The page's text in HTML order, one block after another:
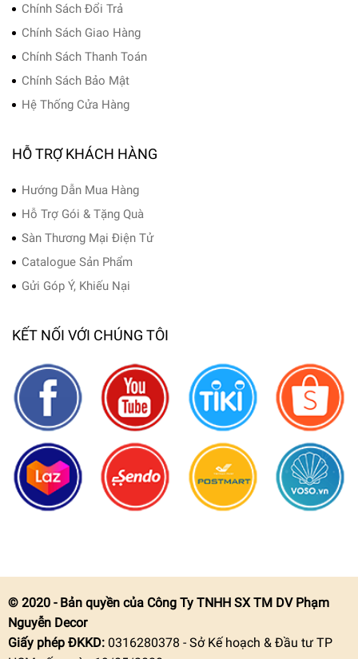
Chính Sách Đổi Trả
Chính Sách Giao Hàng
Chính Sách Thanh Toán
Chính Sách Bảo Mật
Hệ Thống Cửa Hàng
HỖ TRỢ KHÁCH HÀNG
Hướng Dẫn Mua Hàng
Hỗ Trợ Gói & Tặng Quà
Sàn Thương Mại Điện Tử
Catalogue Sản Phẩm
Gửi Góp Ý, Khiếu Nại
KẾT NỐI VỚI CHÚNG TÔI
© 2020 - Bản quyền của Công Ty TNHH SX TM DV Phạm
Nguyễn Decor
Giấy phép ĐKKD:0316280378 - Sở Kế hoạch & Đầu tư TP